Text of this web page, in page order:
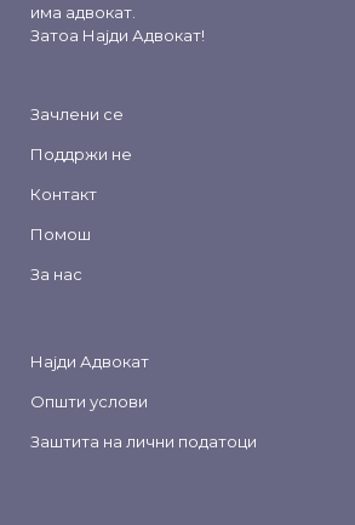
има адвокат.
Затоа Најди Адвокат!
Зачлени се
Поддржи не
Контакт
Помош
За нас
Најди Адвокат
Општи услови
Заштита на лични податоци